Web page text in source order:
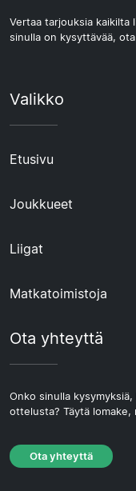
Vertaa tarjouksia
sinulla on kysyttävää,
Valikko
Etusivu
Joukkueet
Liigat
Matkatoimistoja
Ota yhteyttä
Onko sinulla
ottelusta? Täytä lomake,
Ota yhteyttä